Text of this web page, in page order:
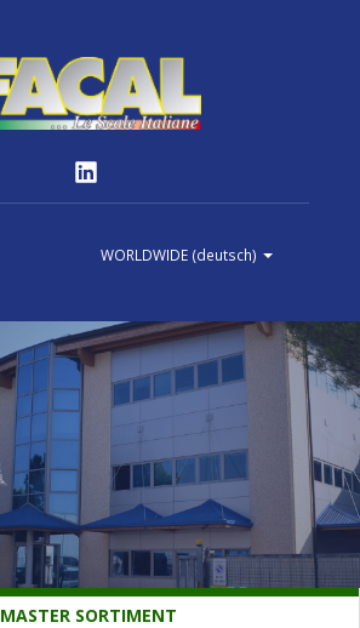
WORLDWIDE (deutsch)
MASTER SORTIMENT